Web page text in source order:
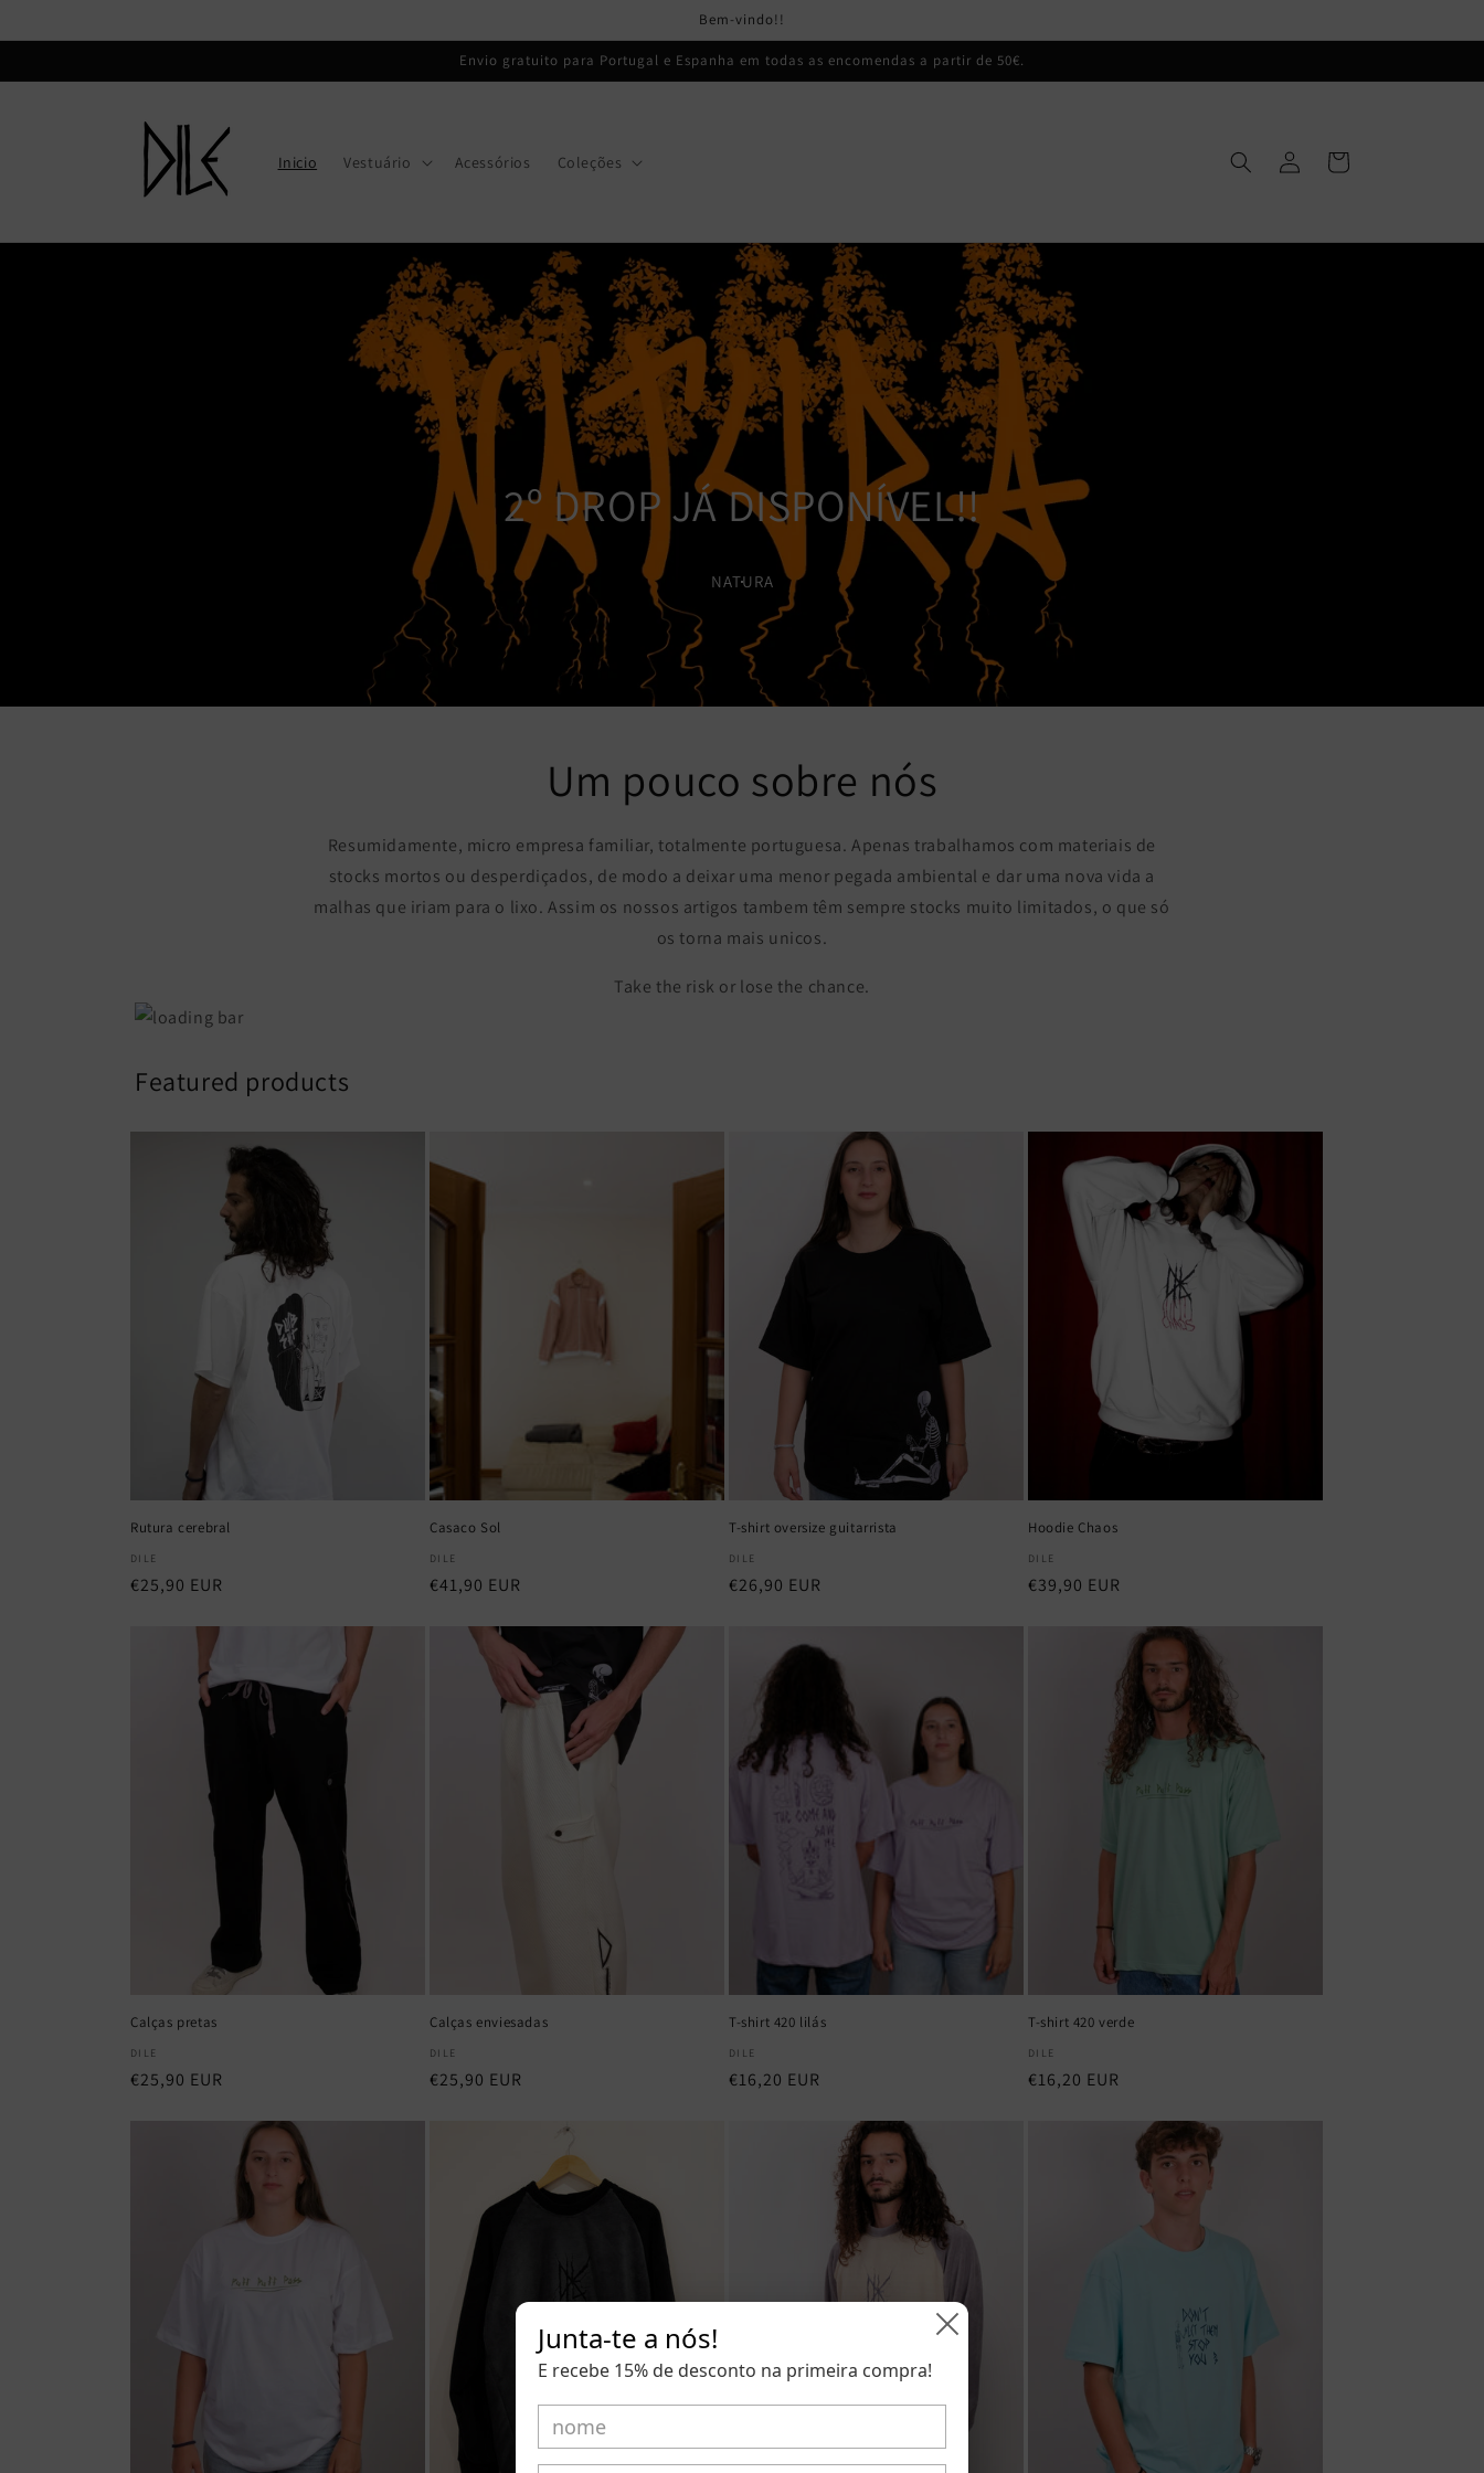
conteúdo
Bem-vindo!!
Envio gratuito para Portugal e Espanha em todas as encomendas a partir de 50€.
Inicio Vestuário Acessórios Coleções
sessão
Carrinho
2º DROP JÁ DISPONÍVEL!!
NATURA
Um pouco sobre nós
Resumidamente, micro empresa familiar, totalmente portuguesa. Apenas trabalhamos com materiais de
stocks mortos ou desperdiçados, de modo a deixar uma menor pegada ambiental e dar uma nova vida a
malhas que iriam para o lixo. Assim os nossos artigos tambem têm sempre stocks muito limitados, o que só
os torna mais unicos.
Take the risk or lose the chance.
Featured products
Rutura cerebral
Fornecedor:
DILE
Preço
€25,90 EUR
Casaco Sol
Fornecedor:
DILE
Preço
€41,90 EUR
T-shirt oversize guitarrista
Fornecedor:
DILE
Preço
€26,90 EUR
Hoodie Chaos
Fornecedor:
DILE
Preço
€39,90 EUR
Calças pretas
Fornecedor:
DILE
Preço
€25,90 EUR
Calças enviesadas
Fornecedor:
DILE
Preço
€25,90 EUR
T-shirt 420 lilás
Fornecedor:
DILE
Preço
€16,20 EUR
T-shirt 420 verde
Fornecedor:
DILE
Preço
€16,20 EUR
Junta-te a nós!
E recebe 15% de desconto na primeira compra!